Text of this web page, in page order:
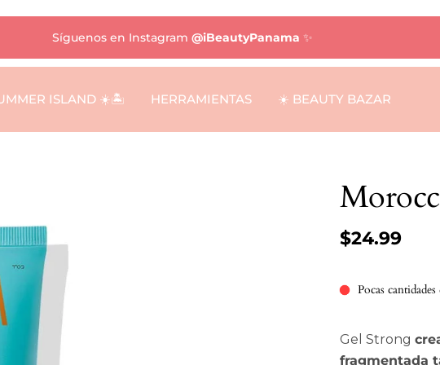
Síguenos en Instagram @iBeautyPanama ✨
ISLAND ☀️🏝️ HERRAMIENTAS ☀️ BEAUTY BAZAR
$24.99
Pocas
Gel Strong
fragmentada